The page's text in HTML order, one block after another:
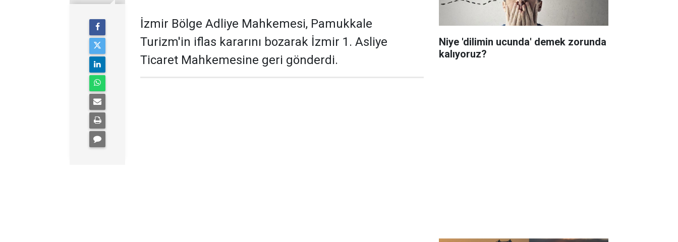
İzmir Bölge Adliye Mahkemesi, Pamukkale
Turizm'in iflas kararını bozarak İzmir 1. Asliye
Ticaret Mahkemesine geri gönderdi.
Niye 'dilimin ucunda' demek zorunda
kalıyoruz?